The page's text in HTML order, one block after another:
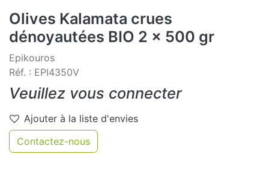
Olives Kalamata crues
dénoyautées BIO 2 x 500 gr
Epikouros
Réf. : EPI4350V
Veuillez vous connecter
Ajouter à la liste d'envies
Contactez-nous